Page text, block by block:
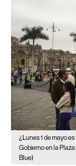
¿Lunes 1 de mayo
Gobierno en la Plaza
Blue)